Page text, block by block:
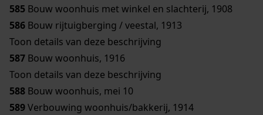
585 Bouw woonhuis met winkel en slachterij, 1908
586 Bouw rijtuigberging / veestal, 1913
Toon details van deze beschrijving
587 Bouw woonhuis, 1916
Toon details van deze beschrijving
588 Bouw woonhuis, mei 10
589Verbouwing woonhuis/bakkerij, 1914